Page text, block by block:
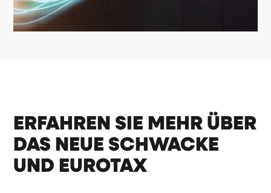
ERFAHREN SIE MEHR ÜBER
DAS NEUE SCHWACKE
UND EUROTAX